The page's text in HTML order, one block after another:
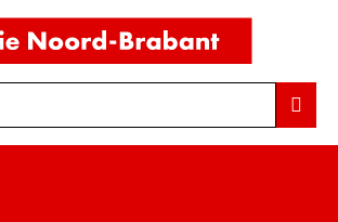
Ga
de
inhoud